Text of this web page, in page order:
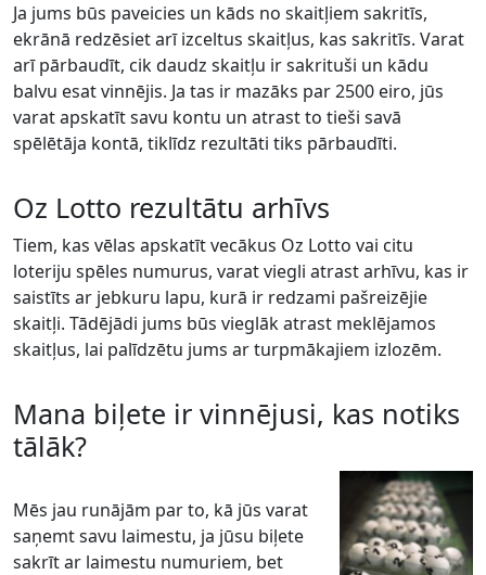
Ja jums būs paveicies un kāds no skaitļiem sakritīs,
ekrānā redzēsiet arī izceltus skaitļus, kas sakritīs. Varat
arī pārbaudīt, cik daudz skaitļu ir sakrituši un kādu
balvu esat vinnējis. Ja tas ir mazāks par 2500 eiro, jūs
varat apskatīt savu kontu un atrast to tieši savā
spēlētāja kontā, tiklīdz rezultāti tiks pārbaudīti.
Oz Lotto rezultātu arhīvs
Tiem, kas vēlas apskatīt vecākus Oz Lotto vai citu
loteriju spēles numurus, varat viegli atrast arhīvu, kas ir
saistīts ar jebkuru lapu, kurā ir redzami pašreizējie
skaitļi. Tādējādi jums būs vieglāk atrast meklējamos
skaitļus, lai palīdzētu jums ar turpmākajiem izlozēm.
Mana biļete ir vinnējusi, kas notiks
tālāk?
Mēs jau runājām par to, kā jūs varat
saņemt savu laimestu, ja jūsu biļete
sakrīt ar laimestu numuriem, bet